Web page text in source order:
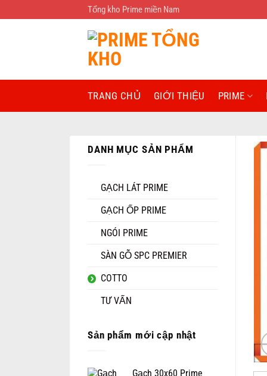
Tổng kho Prime miền Nam
TRANG CHỦ GIỚI THIỆU PRIME
DANH MỤC SẢN PHẨM
GẠCH LÁT PRIME
GẠCH ỐP PRIME
NGÓI PRIME
SÀN GỖ SPC PREMIER
COTTO
TƯ VẤN
Sản phẩm mới cập nhật
Gạch 30x60 Prime